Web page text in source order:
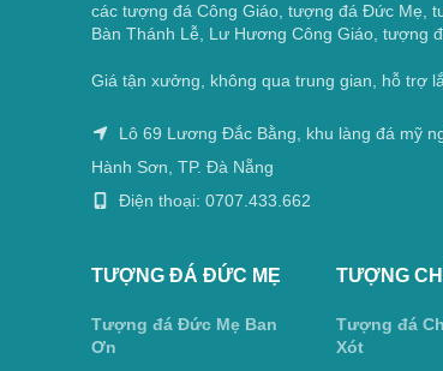
các tượng đá Công Giáo, tượng đá Đức Mẹ,
Bàn Thánh Lễ, Lư Hương Công Giáo, tượng
Giá tận xưởng, không qua trung gian, hỗ trợ
Lô 69 Lương Đắc Bằng, khu làng đá mỹ
Hành Sơn, TP. Đà Nẵng
Điện thoại: 0707.433.662
TƯỢNG ĐÁ ĐỨC MẸ
Tượng đá Đức Mẹ Ban
Ơn
TƯỢNG
Tượng đá
Xót